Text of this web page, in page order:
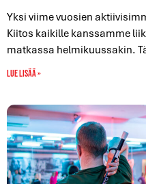
Yksi viime vuosien
Kiitos kaikille kanssamme
matkassa helmikuussakin.
Lue lisää »